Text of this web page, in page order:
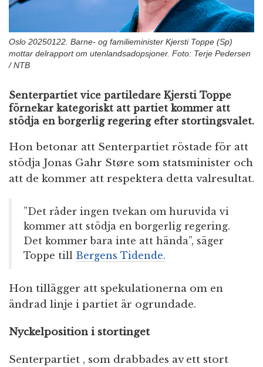
Oslo 20250122. Barne- og familieminister Kjersti Toppe (Sp)
mottar delrapport om utenlandsadopsjoner. Foto: Terje Pedersen
/ NTB
Senterpartiet vice partiledare Kjersti Toppe
förnekar kategoriskt att partiet kommer att
stödja en borgerlig regering efter stortingsvalet.
Hon betonar att Senterpartiet röstade för att
stödja Jonas Gahr Støre som statsminister och
att de kommer att respektera detta valresultat.
”Det råder ingen tvekan om huruvida vi
kommer att stödja en borgerlig regering.
Det kommer bara inte att hända”, säger
Toppe till Bergens Tidende.
Hon tillägger att spekulationerna om en
ändrad linje i partiet är ogrundade.
Nyckelposition i stortinget
Senterpartiet , som drabbades av ett stort